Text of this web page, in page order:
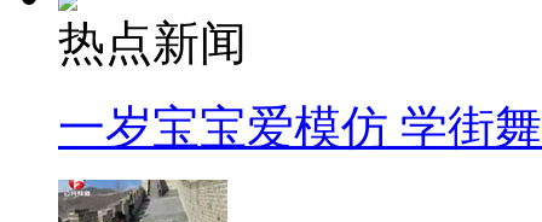
热点新闻
一岁宝宝爱模仿 学街